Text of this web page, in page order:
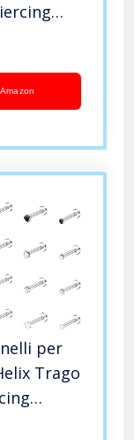
Borchie
per
Trago